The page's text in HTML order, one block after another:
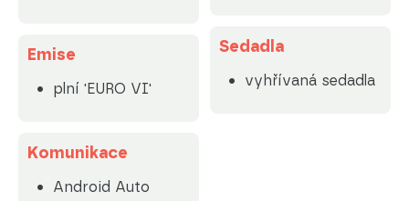
Emise
plní 'EURO VI'
Komunikace
Android Auto
Sedadla
vyhřívaná sedadla